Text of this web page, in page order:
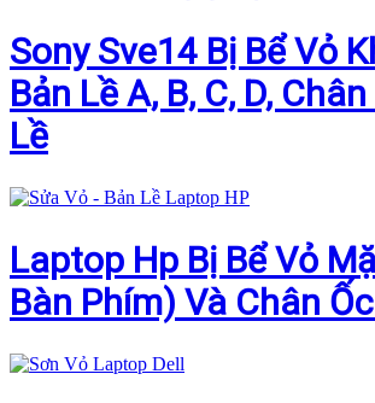
Sony Sve14 Bị Bể Vỏ
Bản Lề A, B, C, D,
Lề
Laptop Hp Bị Bể Vỏ
Bàn Phím) Và Chân